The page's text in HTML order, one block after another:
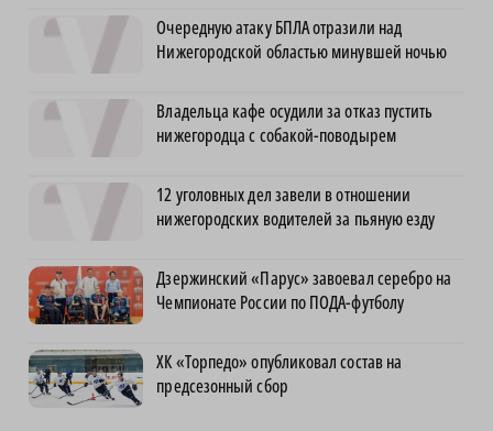
Очередную атаку БПЛА отразили над
Нижегородской областью минувшей ночью
Владельца кафе осудили за отказ пустить
нижегородца с собакой-поводырем
12 уголовных дел завели в отношении
нижегородских водителей за пьяную езду
Дзержинский «Парус» завоевал серебро на
Чемпионате России по ПОДА-футболу
ХК «Торпедо» опубликовал состав на
предсезонный сбор